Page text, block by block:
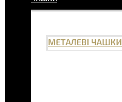
МЕТАЛЕВІ ЧАШКИ